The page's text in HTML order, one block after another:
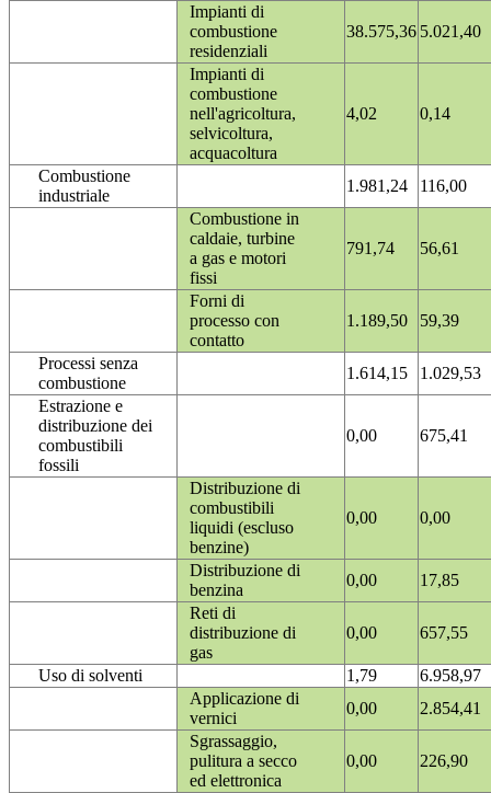
Impianti di
combustione
residenziali
38.575,36 5.021,40
Impianti di
combustione
nell'agricoltura,
selvicoltura,
acquacoltura
4,02 0,14
Combustione
industriale
1.981,24
116,00
Combustione in
caldaie, turbine
a gas e motori
fissi
791,74 56,61
Forni di
processo con
contatto
1.189,50 59,39
Processi senza
combustione
1.614,15
1.029,53
Estrazione e
distribuzione dei
combustibili
fossili
0,00 675,41
Distribuzione di
combustibili
liquidi (escluso
benzine)
0,00 0,00
Distribuzione di
benzina
0,00
17,85
Reti di
distribuzione di
gas
0,00 657,55
Uso di solventi 1,79
6.958,97
Applicazione di
vernici
0,00
2.854,41
Sgrassaggio,
pulitura a secco
ed elettronica
0,00 226,90